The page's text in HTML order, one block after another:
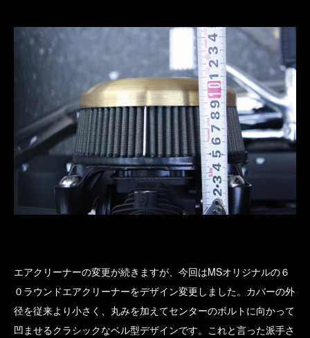
エアクリーナーの変更が続きますが、今回はMSオリジナルの６
０ラウンドエアクリーナーをデザイン変更しました。カバーの外
径を従来より小さく、丸みを加えてセンターのボルトに向かって
凹ませるクラシックなベル型デザインです。これと言った派手さ